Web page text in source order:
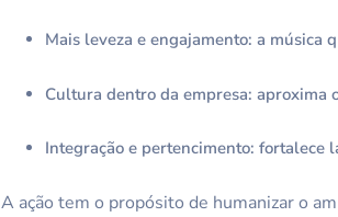
Mais leveza e engajamento: a
Cultura dentro da empresa: aproxima
Integração e pertencimento: fortalece
A ação tem o propósito de humanizar o